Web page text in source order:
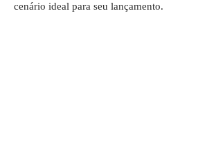
cenário ideal para seu lançamento.